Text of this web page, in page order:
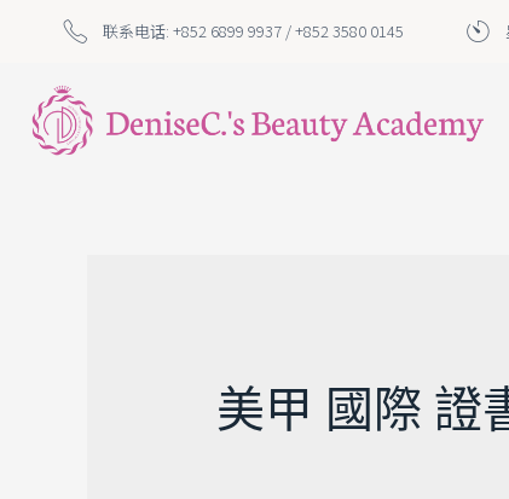
联系电话: +852 6899 9937 / +852 3580 0145
美甲 國際 證